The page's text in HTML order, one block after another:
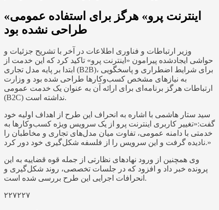
«اینترنت پرو» هرگز برای استفاده عمومی
طراحی نشده بود
وزیر ارتباطات و فناوری اطلاعات در آخر با تشریح جزئیات و
حواشی ایجادشده پیرامون «اینترنت پرو» تاکید کرد که این خدمت از
ابتدا بر پایه مدل تجاری (B2B)، برای شرایط اضطراری و پاسخگویی
به نیازهای مشخص کسب‌وکارها طراحی شده بود و وزارت
ارتباطات هرگز برنامه‌ای برای ارائه آن به عنوان یک خدمت عمومی
(B2C) نداشته است.
سید ستار هاشمی با اشاره به انحراف این طرح از اهداف اولیه خود
گفت:«تغییر کاربری اینترنت پرو از یک سرویس ویژه کسب‌وکارها به
خدمتی با دامنه عمومی، تفاوت میان مدل‌های تجاری و مخاطبان را
نادیده گرفت و این سرویس را از فلسفه شکل‌گیری خود دور کرد.»
وی همچنین از ورود نهادهای نظارتی از جمله قوه قضاییه به این
پرونده خبر داد و افزود که در جلسات تخصصی، روند شکل‌گیری و
انحرافات اجرایی این طرح بررسی شده است.
۲۲۷۲۲۷